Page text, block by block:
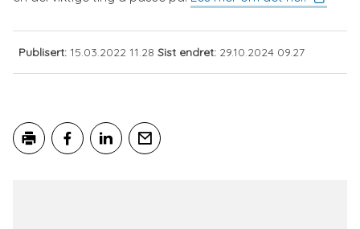
Publisert 15.03.2022 11.28 Sist endret 29.10.2024 09.27